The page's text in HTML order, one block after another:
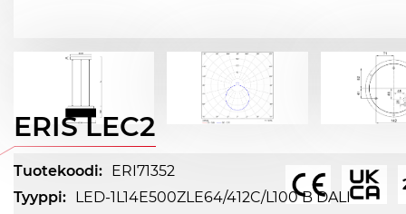
ERIS LEC2
Tuotekoodi: ERI71352
Tyyppi: LED-1L14E500ZLE64/412C/L100 B DALI